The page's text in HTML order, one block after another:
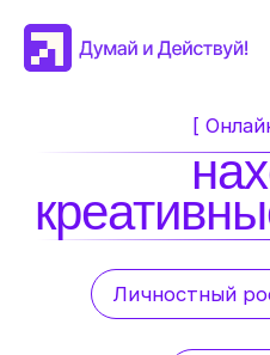
находи
креативные
Личностный рост и
Специалистам